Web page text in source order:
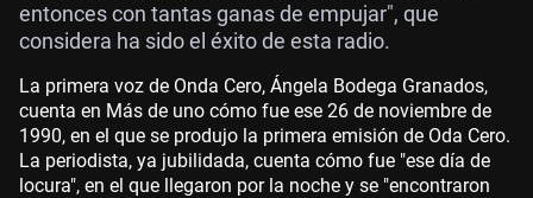
entonces con tantas ganas de empujar", que
considera ha sido el éxito de esta radio.
La primera voz de Onda Cero, Ángela Bodega Granados,
cuenta en Más de uno cómo fue ese 26 de noviembre de
1990, en el que se produjo la primera emisión de Oda Cero.
La periodista, ya jubilidada, cuenta cómo fue "ese día de
locura", en el que llegaron por la noche y se "encontraron